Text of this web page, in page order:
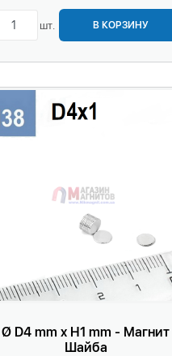
шт. В КОРЗИНУ
Ø D4 mm x H1 mm - Магнит
Шайба